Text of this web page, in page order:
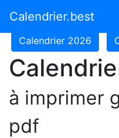
Calendrier.best
Calendrier 2024
Calendrier 2026
à imprimer
pdf